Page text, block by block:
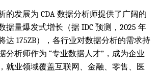
的发展为 CDA 数据分析师提供了广阔的
据量爆发式增长（据 IDC 预测，2025 年
达 175ZB），各行业对数据分析的需求持
分析师作为 “专业数据人才”，成为企业
就业领域覆盖互联网、金融、零售、医